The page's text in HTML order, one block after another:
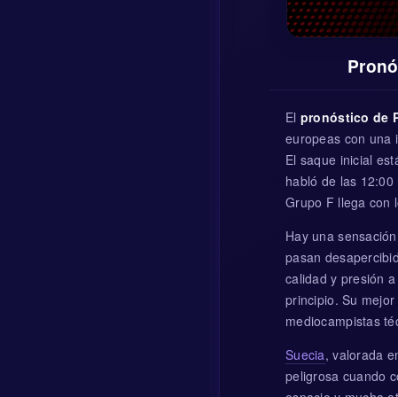
El pronóstico de
europeas con una
El saque inicial
habló de las
Grupo F llega con
Hay una
pasan
calidad y presión
principio. Su
mediocampistas
Suecia, valorada
peligrosa cuando